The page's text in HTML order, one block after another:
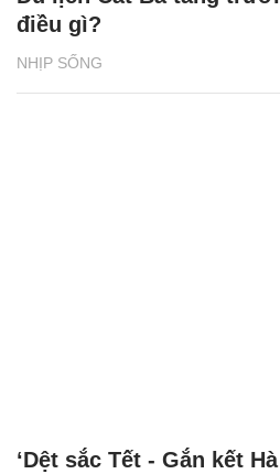
NHỊP SỐNG
điều gì?
‘Dệt sắc Tết - Gắn kết